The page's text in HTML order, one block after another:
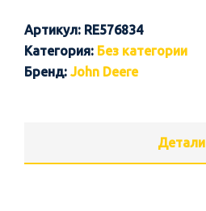
Артикул: RE576834
Категория: Без категории
Бренд: John Deere
Детали